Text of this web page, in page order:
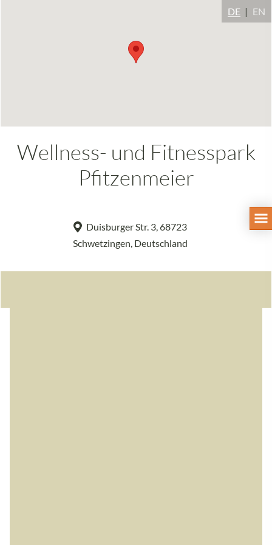
DE EN
Wellness- und Fitnesspark
Pfitzenmeier
Duisburger Str. 3, 68723
Schwetzingen, Deutschland